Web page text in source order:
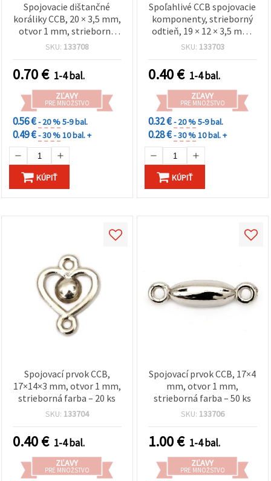
Spojovacie dištančné
koráliky CCB, 20 × 3,5 mm,
otvor 1 mm, strieborný
odtieň – balenie 50 ks
SKU: 133708
0.70€ 1-4 bal.
ZĽAVY
PRE MNOŽSTVO
0.56 €- 20 %5-9 bal.
0.49 €- 30 %10 bal. +
KÚPIŤ
Spoľahlivé CCB spojovacie
komponenty, strieborný
odtieň, 19 × 12 × 3,5 mm,
otvor 1,5 mm – sada 20 ks
SKU: 133703
0.40€ 1-4 bal.
ZĽAVY
PRE MNOŽSTVO
0.32 €- 20 %5-9 bal.
0.28 €- 30 %10 bal. +
KÚPIŤ
Spojovací prvok CCB,
17×14×3 mm, otvor 1 mm,
strieborná farba – 20 ks
SKU: 133704
0.40€ 1-4 bal.
ZĽAVY
PRE MNOŽSTVO
Spojovací prvok CCB, 17×4
mm, otvor 1 mm,
strieborná farba – 50 ks
SKU: 133706
1.00€ 1-4 bal.
ZĽAVY
PRE MNOŽSTVO